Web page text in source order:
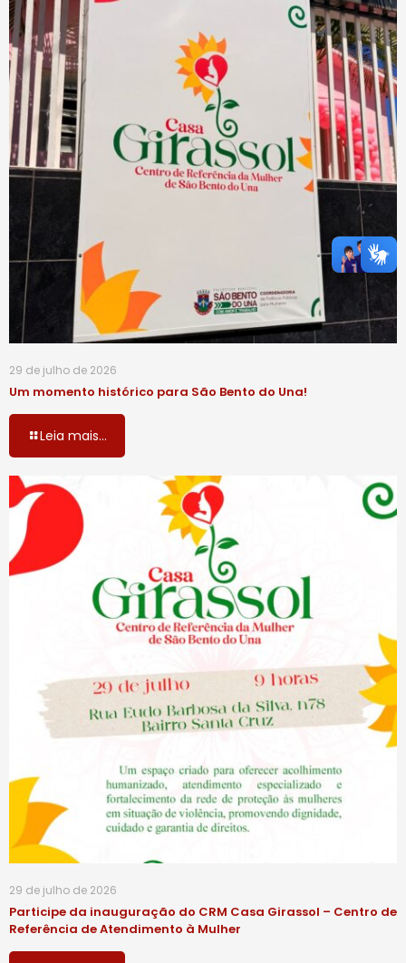
29 de julho de 2026
Um momento histórico para São Bento do Una!
Leia mais...
29 de julho de 2026
Participe da inauguração do CRM Casa Girassol – Centro de
Referência de Atendimento à Mulher